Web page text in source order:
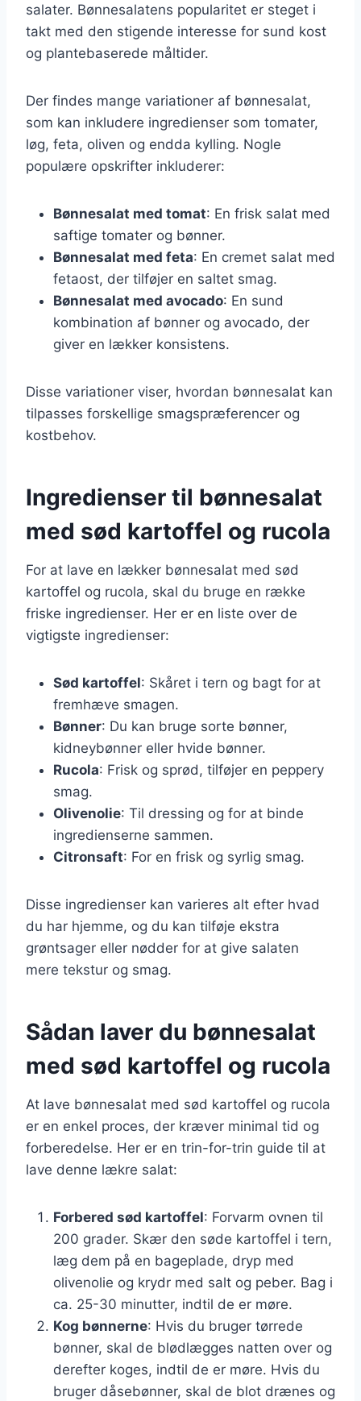
salater. Bønnesalatens popularitet er steget i
takt med den stigende interesse for sund kost
og plantebaserede måltider.
Der findes mange variationer af bønnesalat,
som kan inkludere ingredienser som tomater,
løg, feta, oliven og endda kylling. Nogle
populære opskrifter inkluderer:
Bønnesalat med tomat: En frisk salat med
saftige tomater og bønner.
Bønnesalat med feta: En cremet salat med
fetaost, der tilføjer en saltet smag.
Bønnesalat med avocado: En sund
kombination af bønner og avocado, der
giver en lækker konsistens.
Disse variationer viser, hvordan bønnesalat kan
tilpasses forskellige smagspræferencer og
kostbehov.
Ingredienser til bønnesalat
med sød kartoffel og rucola
For at lave en lækker bønnesalat med sød
kartoffel og rucola, skal du bruge en række
friske ingredienser. Her er en liste over de
vigtigste ingredienser:
Sød kartoffel: Skåret i tern og bagt for at
fremhæve smagen.
Bønner: Du kan bruge sorte bønner,
kidneybønner eller hvide bønner.
Rucola: Frisk og sprød, tilføjer en peppery
smag.
Olivenolie: Til dressing og for at binde
ingredienserne sammen.
Citronsaft: For en frisk og syrlig smag.
Disse ingredienser kan varieres alt efter hvad
du har hjemme, og du kan tilføje ekstra
grøntsager eller nødder for at give salaten
mere tekstur og smag.
Sådan laver du bønnesalat
med sød kartoffel og rucola
At lave bønnesalat med sød kartoffel og rucola
er en enkel proces, der kræver minimal tid og
forberedelse. Her er en trin-for-trin guide til at
lave denne lækre salat:
Forbered sød kartoffel: Forvarm ovnen til
200 grader. Skær den søde kartoffel i tern,
læg dem på en bageplade, dryp med
olivenolie og krydr med salt og peber. Bag i
ca. 25-30 minutter, indtil de er møre.
Kog bønnerne: Hvis du bruger tørrede
bønner, skal de blødlægges natten over og
derefter koges, indtil de er møre. Hvis du
bruger dåsebønner, skal de blot drænes og